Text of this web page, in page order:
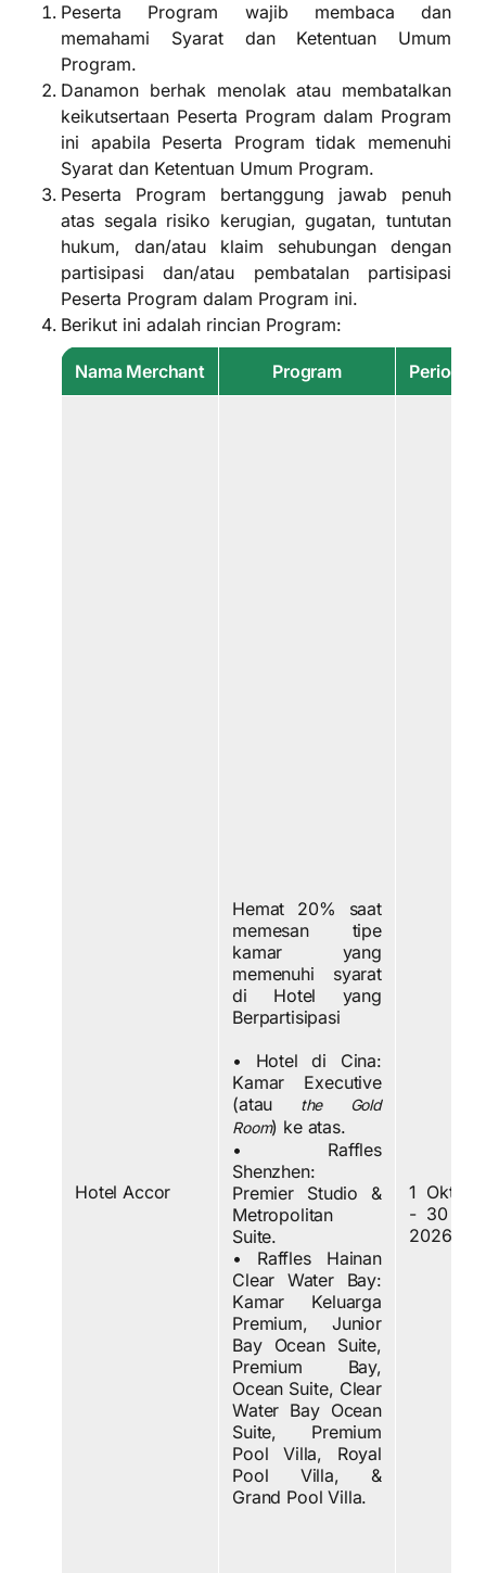
Peserta Program wajib membaca dan
memahami Syarat dan Ketentuan Umum
Program.
Danamon berhak menolak atau membatalkan
keikutsertaan Peserta Program dalam Program
ini apabila Peserta Program tidak memenuhi
Syarat dan Ketentuan Umum Program.
Peserta Program bertanggung jawab penuh
atas segala risiko kerugian, gugatan, tuntutan
hukum, dan/atau klaim sehubungan dengan
partisipasi dan/atau pembatalan partisipasi
Peserta Program dalam Program ini.
Berikut ini adalah rincian Program:
Nama Merchant Program Periode
Hotel Accor
Hemat 20% saat
memesan tipe
kamar yang
memenuhi syarat
di Hotel yang
Berpartisipasi
• Hotel di Cina:
Kamar Executive
(atau the Gold
Room) ke atas.
• Raffles
Shenzhen:
Premier Studio &
Metropolitan
Suite.
• Raffles Hainan
Clear Water Bay:
Kamar Keluarga
Premium, Junior
Bay Ocean Suite,
Premium Bay,
Ocean Suite, Clear
Water Bay Ocean
Suite, Premium
Pool Villa, Royal
Pool Villa, &
Grand Pool Villa.
1
- 30
2026.